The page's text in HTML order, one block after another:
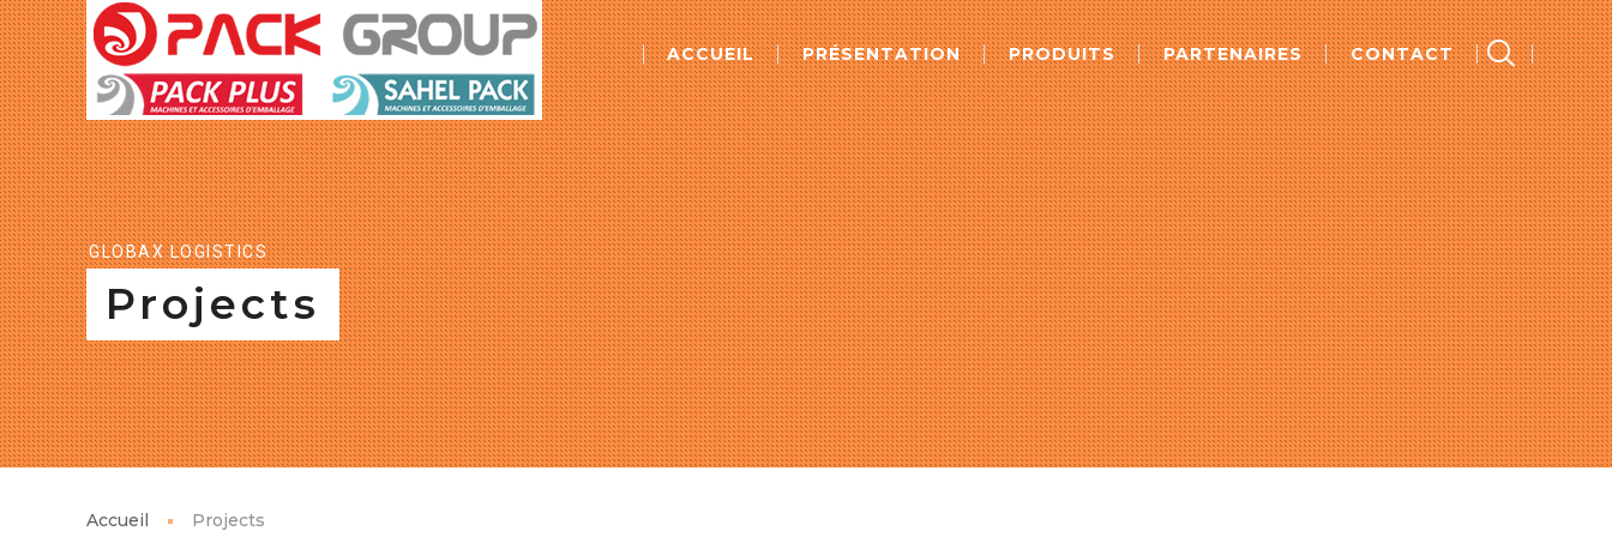
ACCUEIL PRÉSENTATION PRODUITS PARTENAIRES CONTACT
GLOBAX LOGISTICS
Projects
Accueil Projects